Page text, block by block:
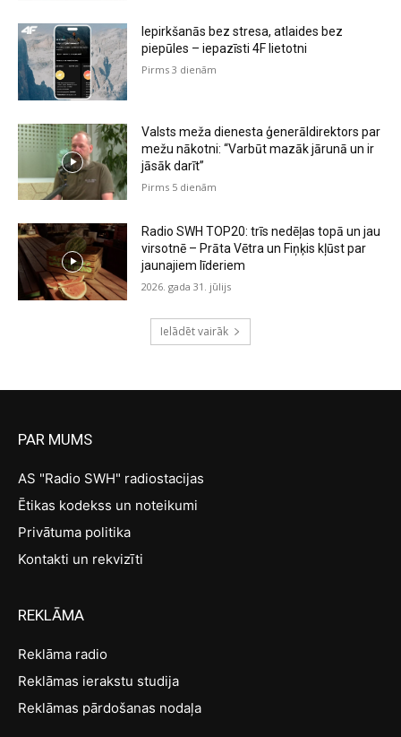
Iepirkšanās bez stresa, atlaides bez
piepūles – iepazīsti 4F lietotni
Pirms 3 dienām
Valsts meža dienesta ģenerāldirektors par
mežu nākotni: “Varbūt mazāk jārunā un ir
jāsāk darīt”
Pirms 5 dienām
Radio SWH TOP20: trīs nedēļas topā un jau
virsotnē – Prāta Vētra un Fiņķis kļūst par
jaunajiem līderiem
2026. gada 31. jūlijs
Ielādēt vairāk
PAR MUMS
AS "Radio SWH" radiostacijas
Ētikas kodekss un noteikumi
Privātuma politika
Kontakti un rekvizīti
REKLĀMA
Reklāma radio
Reklāmas ierakstu studija
Reklāmas pārdošanas nodaļa